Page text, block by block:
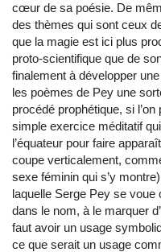
cœur de sa poésie. De
des thèmes qui sont ceux
que la magie est ici plus
proto-scientifique que de
finalement à développer
les poèmes de Pey une
procédé prophétique, si
simple exercice méditatif
l’équateur pour faire
coupe verticalement,
sexe féminin qui s’y
laquelle Serge Pey se voue
dans le nom, à le marquer
faut avoir un usage
ce que serait un usage